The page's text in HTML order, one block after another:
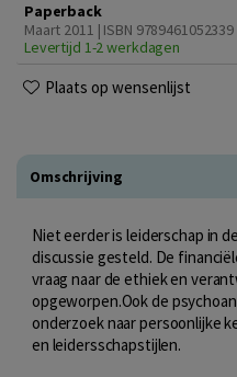
Paperback
Maart 2011 | ISBN 9789461052339
Levertijd 1-2 werkdagen
Plaats op wensenlijst
Omschrijving
Niet eerder is leiderschap in
discussie gesteld. De
vraag naar de ethiek en
opgeworpen.Ook de
onderzoek naar persoonlijke
en leidersschapstijlen.